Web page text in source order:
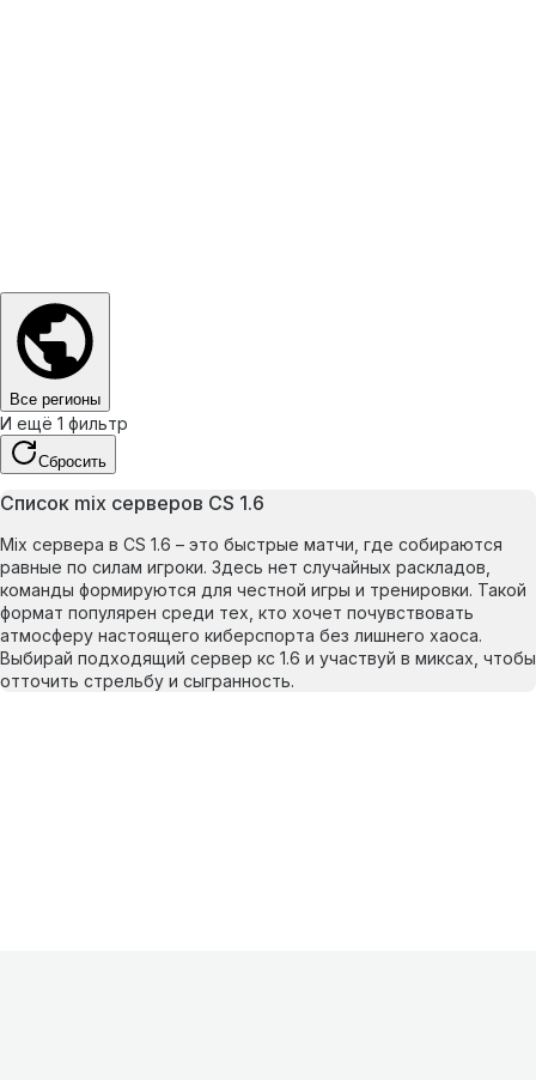
Все регионы
И ещё 1 фильтр
Сбросить
Список mix серверов CS 1.6
Mix сервера в CS 1.6 – это быстрые матчи, где собираются
равные по силам игроки. Здесь нет случайных раскладов,
команды формируются для честной игры и тренировки. Такой
формат популярен среди тех, кто хочет почувствовать
атмосферу настоящего киберспорта без лишнего хаоса.
Выбирай подходящий сервер кс 1.6 и участвуй в миксах, чтобы
отточить стрельбу и сыгранность.